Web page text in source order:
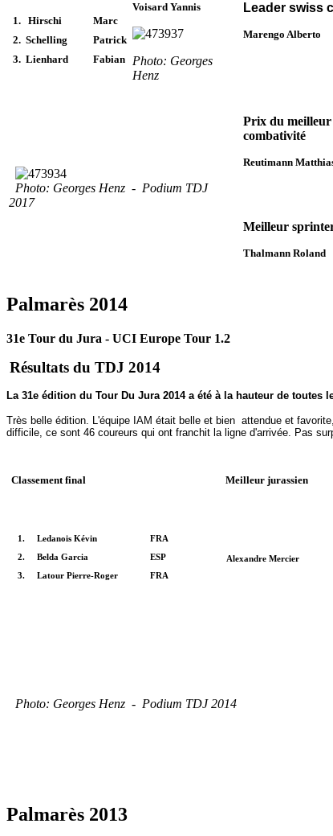
1. Hirschi
Marc
2. Schelling
Patrick
3. Lienhard Fabian
Voisard Yannis
Photo: Georges
Henz
Leader swiss
Marengo Alberto
Photo: Georges Henz - Podium TDJ
2017
Prix du
combativité
Reutimann
Meilleur
Thalmann Roland
Palmarès 2014
31e Tour du Jura - UCI Europe Tour 1.2
Résultats du TDJ 2014
La 31e édition du Tour Du Jura 2014 a été à la hauteur de toutes
Très belle édition. L'équipe IAM était belle et bien attendue et
difficile, ce sont 46 coureurs qui ont franchit la ligne d'arrivée. Pas
Classement final Meilleur jurassien
1. Ledanois Kévin FRA
2. Belda Garcia ESP
3. Latour Pierre-Roger FRA
Alexandre Mercier
Photo: Georges Henz - Podium TDJ 2014
Palmarès 2013